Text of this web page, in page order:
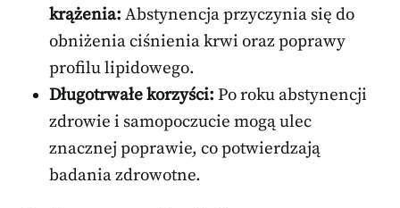
krążenia: Abstynencja przyczynia się do
obniżenia ciśnienia krwi oraz poprawy
profilu lipidowego.
Długotrwałe korzyści: Po roku abstynencji
zdrowie i samopoczucie mogą ulec
znacznej poprawie, co potwierdzają
badania zdrowotne.